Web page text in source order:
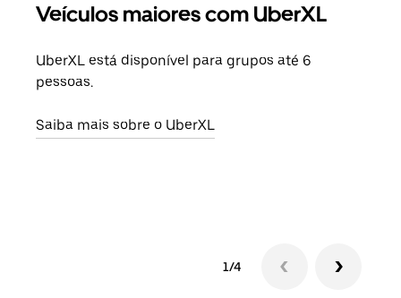
Veículos maiores com UberXL
UberXL está disponível para grupos até 6
pessoas.
Saiba mais sobre o UberXL
1/4